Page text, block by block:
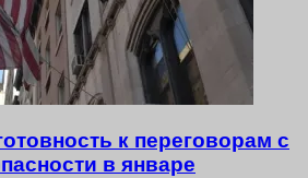
к переговорам с
в январе